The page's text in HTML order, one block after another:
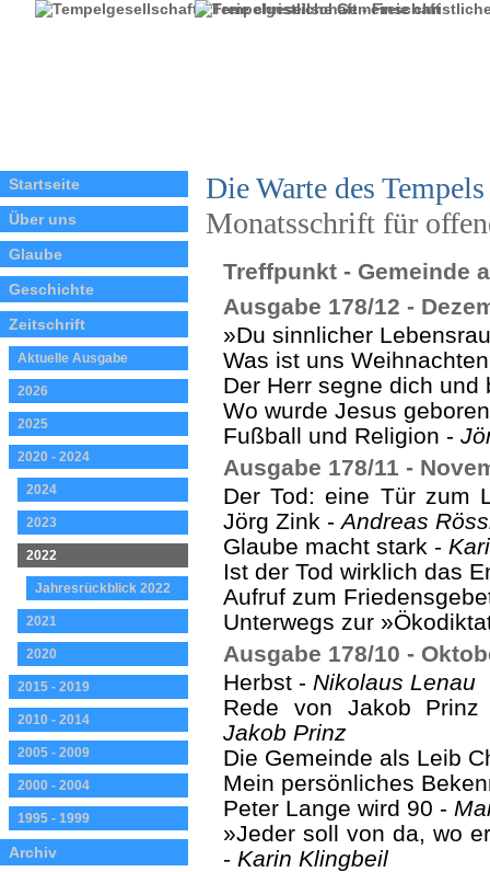
Startseite
Über uns
Glaube
Geschichte
Zeitschrift
Aktuelle Ausgabe
2026
2025
2020 - 2024
2024
2023
2022
Jahresrückblick 2022
2021
2020
2015 - 2019
2010 - 2014
2005 - 2009
2000 - 2004
1995 - 1999
Archiv
Die Warte des Tempels
Monatsschrift für
Treffpunkt - Gemeinde
Ausgabe 178/12 -
»Du sinnlicher
Was ist uns
Der Herr segne dich
Wo wurde Jesus
Fußball und Religion -
Ausgabe 178/11 -
Der Tod: eine Tür zum
Jörg Zink -Andreas
Glaube macht stark -
Ist der Tod wirklich das
Aufruf zum
Unterwegs zur
Ausgabe 178/10 -
Herbst - Nikolaus Lenau
Rede von Jakob
Jakob Prinz
Die Gemeinde als Leib
Mein persönliches
Peter Lange wird 90 -
»Jeder soll von da, wo
- Karin Klingbeil